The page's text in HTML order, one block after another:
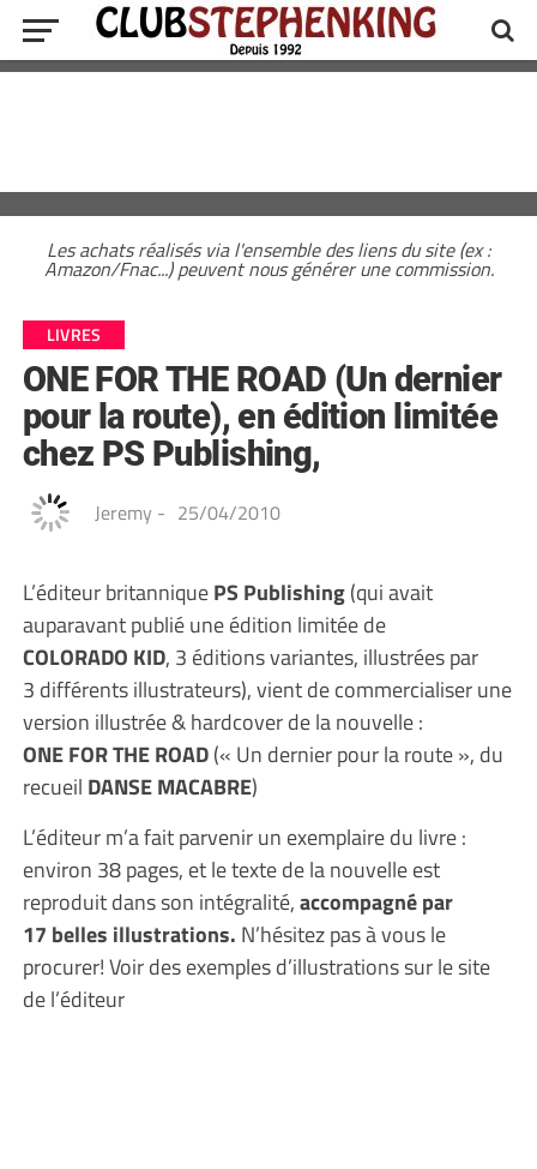
Les achats réalisés via l'ensemble des liens du site (ex :
Amazon/Fnac...) peuvent nous générer une commission.
LIVRES
ONE FOR THE ROAD (Un dernier
pour la route), en édition limitée
chez PS Publishing,
Jeremy - 25/04/2010
L’éditeur britanniquePS Publishing(qui avait
auparavant publié une édition limitée de
COLORADO KID, 3 éditions variantes, illustrées par
3 différents illustrateurs), vient de commercialiser une
version illustrée & hardcover de la nouvelle :
ONE FOR THE ROAD(« Un dernier pour la route », du
recueil DANSE MACABRE)
L’éditeur m’a fait parvenir un exemplaire du livre :
environ 38 pages, et le texte de la nouvelle est
reproduit dans son intégralité,accompagné par
17 belles illustrations. N’hésitez pas à vous le
procurer! Voir des exemples d’illustrations sur le site
de l’éditeur